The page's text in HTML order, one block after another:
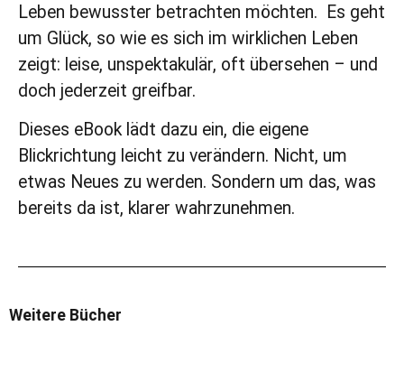
Leben bewusster betrachten möchten.
Es geht
um Glück, so wie es sich im wirklichen Leben
zeigt: leise, unspektakulär, oft übersehen – und
doch jederzeit greifbar.
Dieses eBook lädt dazu ein, die eigene
Blickrichtung leicht zu verändern. Nicht, um
etwas Neues zu werden. Sondern um das, was
bereits da ist, klarer wahrzunehmen.
Weitere Bücher